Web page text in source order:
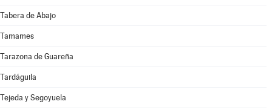
Tabera de Abajo
Tamames
Tarazona de Guareña
Tardáguila
Tejeda y Segoyuela